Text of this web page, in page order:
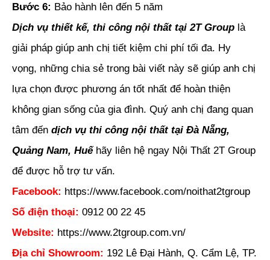
Bước 6: Bảo hành lên đến 5 năm
Dịch vụ thiết kế, thi công nội thất tại 2T Group là
giải pháp giúp anh chị tiết kiệm chi phí tối đa. Hy
vọng, những chia sẻ trong bài viết này sẽ giúp anh chị
lựa chọn được phương án tốt nhất để hoàn thiện
không gian sống của gia đình. Quý anh chị đang quan
tâm đến dịch vụ thi công nội thất tại Đà Nẵng,
Quảng Nam, Huếhãy liên hệ ngay Nội Thất 2T Group
để được hỗ trợ tư vấn.
Facebook: https://www.facebook.com/noithat2tgroup
Số điện thoại: 0912 00 22 45
Website: https://www.2tgroup.com.vn/
Địa chỉ Showroom: 192 Lê Đại Hành, Q. Cẩm Lệ, TP.